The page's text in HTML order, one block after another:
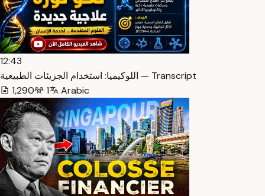
12:43
اللوكيميا: استخدام الجزيئات الطبيعية — Transcript
1,290
1 Arabic